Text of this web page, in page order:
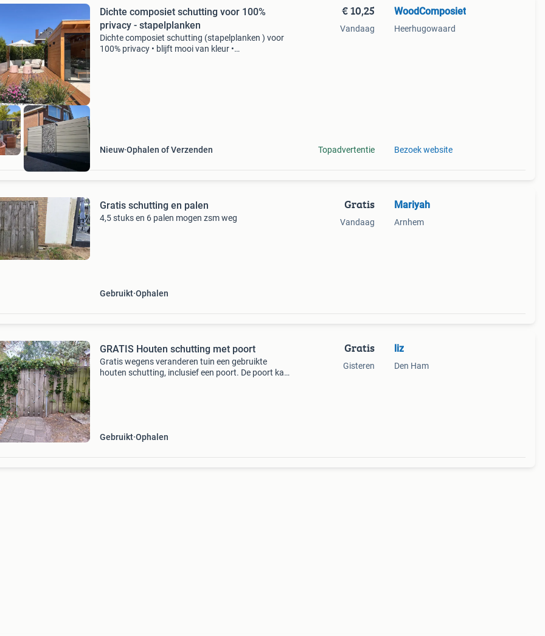
Dichte composiet schutting voor 100%
privacy - stapelplanken
Dichte composiet schutting (stapelplanken ) voor
100% privacy • blijft mooi van kleur •
Nieuw Ophalen of Verzenden
€ 10,25
Vandaag
Topadvertentie
WoodComposiet
Heerhugowaard
Bezoek website
Gratis schutting en palen
4,5 stuks en 6 palen mogen zsm weg
Gebruikt Ophalen
Gratis
Vandaag
Mariyah
Arnhem
GRATIS Houten schutting met poort
Gratis wegens veranderen tuin een gebruikte
houten schutting, inclusief een poort. De poort kan
Gebruikt Ophalen
Gratis
Gisteren
liz
Den Ham